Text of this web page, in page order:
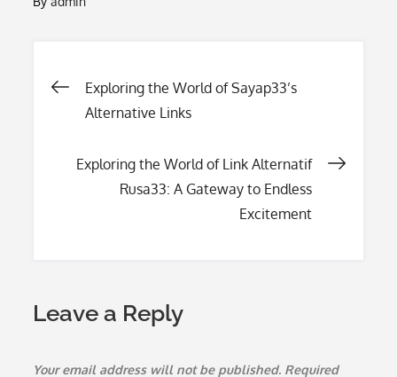
Post
Exploring the World of Sayap33’s
Alternative Links
Exploring the World of Link Alternatif
Rusa33: A Gateway to Endless
Excitement
Leave a Reply
Your email address will not be published. Required